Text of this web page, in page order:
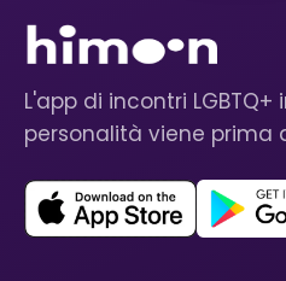
L'app di incontri LGBTQ+
personalità viene prima